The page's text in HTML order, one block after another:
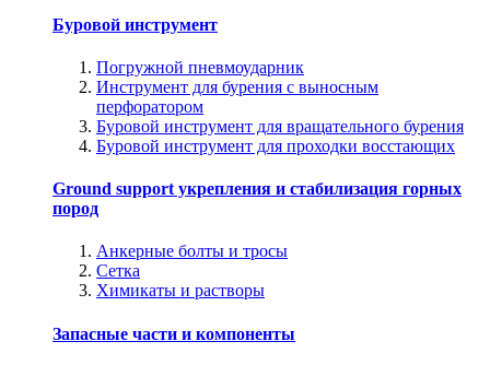
Буровой инструмент
Погружной пневмоударник
Инструмент для бурения с выносным
перфоратором
Буровой инструмент для вращательного бурения
Буровой инструмент для проходки восстающих
Ground support укрепления и стабилизация горных
пород
Анкерные болты и тросы
Сетка
Химикаты и растворы
Запасные части и компоненты